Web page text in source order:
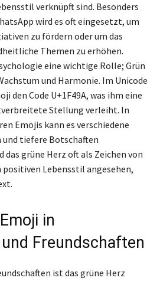
verknüpft sind. Besonders
wird es oft eingesetzt, um
zu fördern oder um das
Themen zu erhöhen.
eine wichtige Rolle; Grün
und Harmonie. Im Unicode
den Code U+1F49A, was ihm eine
Stellung verleiht. In
Emojis kann es verschiedene
und tiefere Botschaften
grüne Herz oft als Zeichen von
Lebensstil angesehen,
in
Freundschaften
ist das grüne Herz